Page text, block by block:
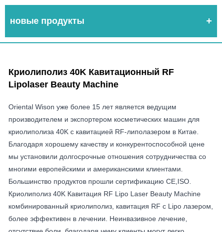
новые продукты
Криолиполиз 40K Кавитационный RF
Lipolaser Beauty Machine
Oriental Wison уже более 15 лет является ведущим
производителем и экспортером косметических машин для
криолиполиза 40K с кавитацией RF-липолазером в Китае.
Благодаря хорошему качеству и конкурентоспособной цене
мы установили долгосрочные отношения сотрудничества со
многими европейскими и американскими клиентами.
Большинство продуктов прошли сертификацию CE,ISO.
Криолиполиз 40K Кавитация RF Lipo Laser Beauty Machine
комбинированный криолиполиз, кавитация RF с Lipo лазером,
более эффективен в лечении. Неинвазивное лечение,